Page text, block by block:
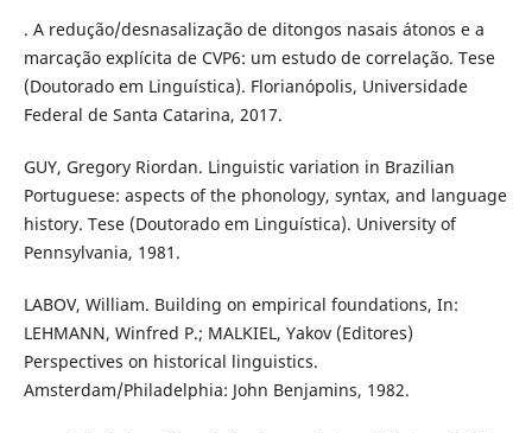
. A redução/desnasalização de ditongos nasais átonos e a
marcação explícita de CVP6: um estudo de correlação. Tese
(Doutorado em Linguística). Florianópolis, Universidade
Federal de Santa Catarina, 2017.
GUY, Gregory Riordan. Linguistic variation in Brazilian
Portuguese: aspects of the phonology, syntax, and language
history. Tese (Doutorado em Linguística). University of
Pennsylvania, 1981.
LABOV, William. Building on empirical foundations, In:
LEHMANN, Winfred P.; MALKIEL, Yakov (Editores)
Perspectives on historical linguistics.
Amsterdam/Philadelphia: John Benjamins, 1982.